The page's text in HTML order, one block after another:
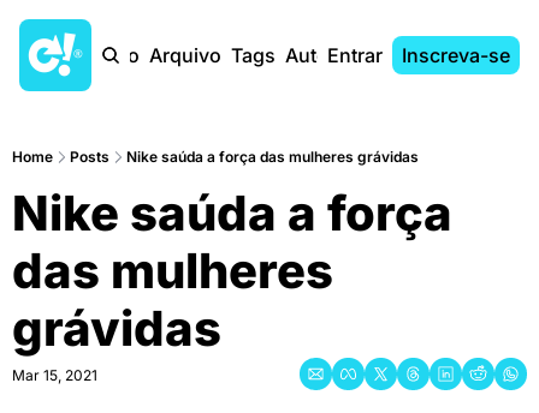
Início Arquivo Tags AutoresEntrar Inscreva-se
Home Posts Nike saúda a força das mulheres grávidas
Nike saúda a força
das mulheres
grávidas
Mar 15, 2021